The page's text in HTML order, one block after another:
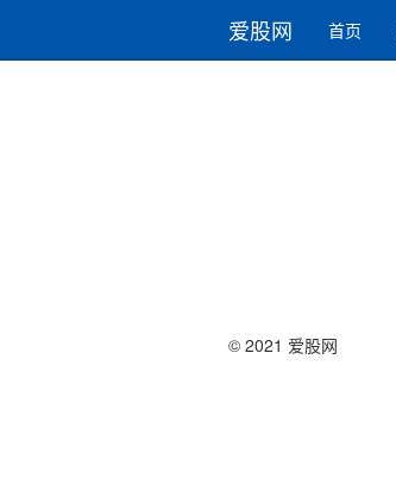
爱股网 首页
© 2021 爱股网